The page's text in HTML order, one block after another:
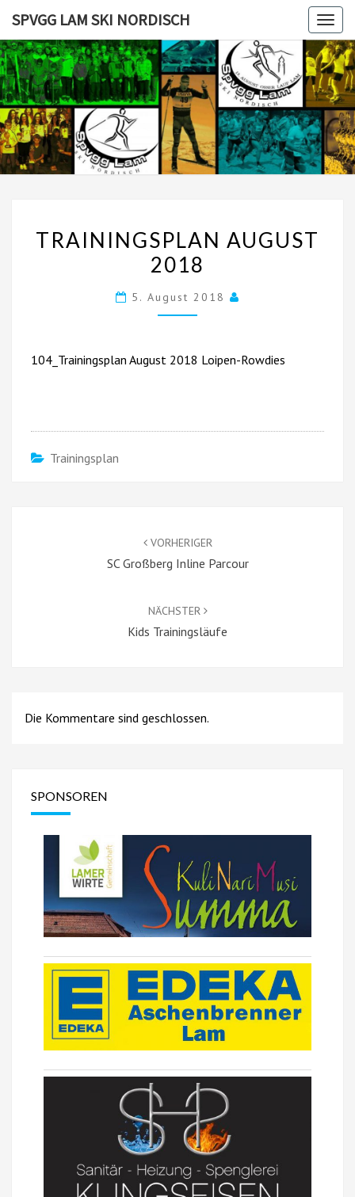
content
SPVGG LAM SKI NORDISCH
SPVGG
LAM SKI
AUGUST
2018
TRAININGSPLAN AUGUST
2018
5. August 2018
104_Trainingsplan August 2018 Loipen-Rowdies
Trainingsplan
VORHERIGER
SC Großberg Inline Parcour
NÄCHSTER
Kids Trainingsläufe
Die Kommentare sind geschlossen.
SPONSOREN